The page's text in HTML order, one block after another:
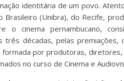
identitária de um povo.
(Unibra), do Recife,
cinema pernambucano,
décadas, pelas premiações,
por produtoras,
no curso de Cinema e